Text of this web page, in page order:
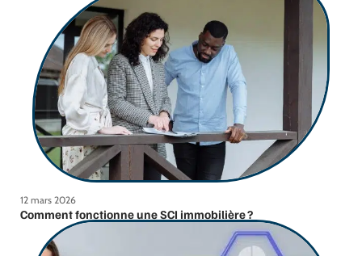
12 mars 2026
Comment fonctionne une SCI immobilière ?